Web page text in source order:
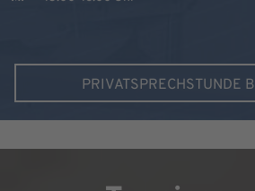
PRIVATSPRECHSTUNDE